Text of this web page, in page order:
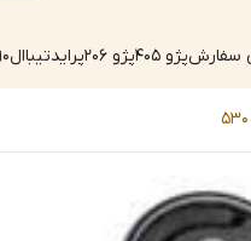
سفارشپژو 405 پژو 206 پرایدتیباال90